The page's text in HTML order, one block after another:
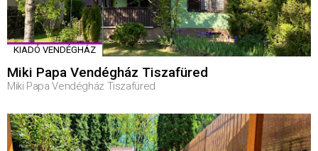
KIADÓ VENDÉGHÁZ
Miki Papa Vendégház Tiszafüred
Miki Papa Vendégház Tiszafüred